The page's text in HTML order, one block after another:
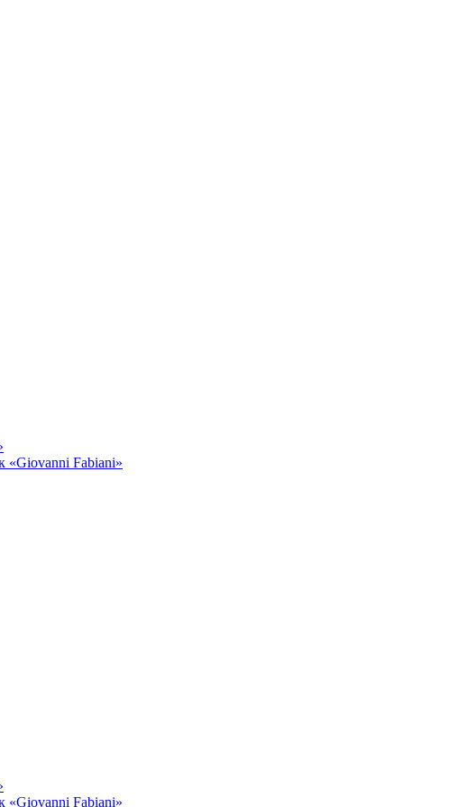
«Giovanni Fabiani»
«Giovanni Fabiani»